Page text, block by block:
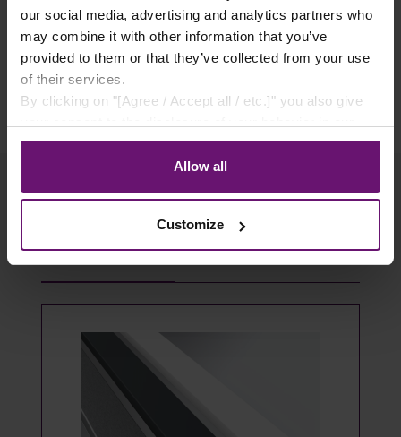
our social media, advertising and analytics partners who
may combine it with other information that you’ve
provided to them or that they’ve collected from your use
of their services.
By clicking on "[Agree / Accept all / etc.]" you also give
store to our partner, shopware AG (Ebbinghoff 10, 48624
Schöppingen, Germany), which cannot assign this data
to you personally, but may process it for its own
Allow all
Customize
✓ Käuferschutz
✓ Flexible Zahlungsarten
Produktgalerie überspringen
Passendes Zubehör